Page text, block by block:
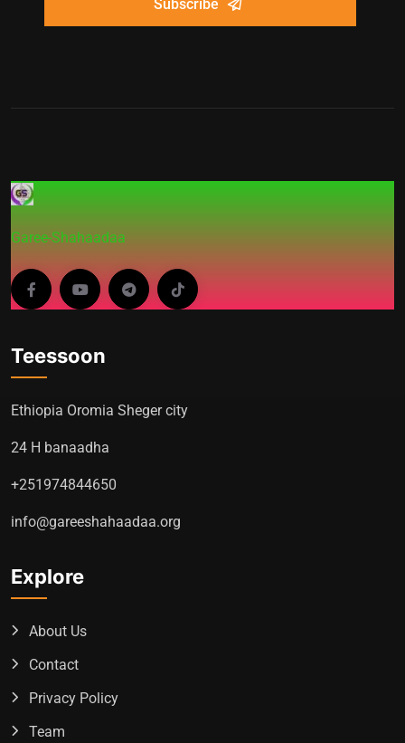
Subscribe
Garee-Shahaadaa
Teessoon
Ethiopia Oromia Sheger city
24 H banaadha
+251974844650
info@gareeshahaadaa.org
Explore
About Us
Contact
Privacy Policy
Team